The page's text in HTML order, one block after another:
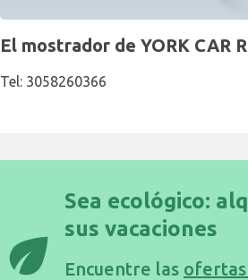
El mostrador de YORK CAR
Tel: 3058260366
eco
Sea ecológico:
sus vacaciones
Encuentre las ofertas